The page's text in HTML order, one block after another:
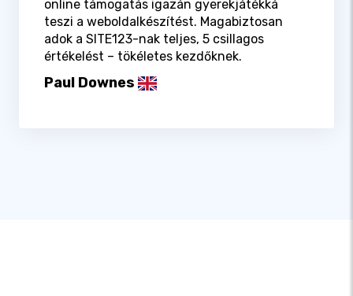
online támogatás igazán gyerekjátékká
teszi a weboldalkészítést. Magabiztosan
adok a SITE123-nak teljes, 5 csillagos
értékelést – tökéletes kezdőknek.
Paul Downes